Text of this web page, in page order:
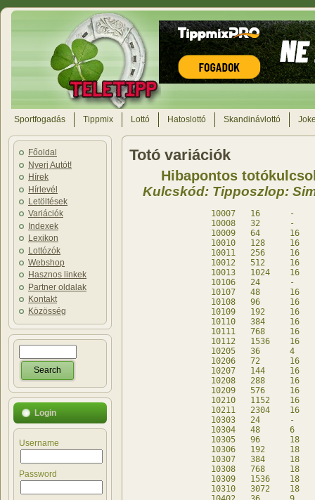
Sportfogadás Tippmix Lottó Hatoslottó Skandinávlottó
Főoldal
Nyerj Autót!
Hírek
Hírlevél
Letöltések
Variációk
Indexek
Lexikon
Lottózók
Webshop
Hasznos linkek
Partner oldalak
Kontakt
Közösség
Login
Username
Password
Totó variációk
Hibapontos
Kulcskód: Tipposzlop:
10007	16	-	16	db
10008	32	-	32	db
10009	64	16	-	db
10010	128	16	-	db
10011	256	16	-	db
10012	512	16	-	db
10013	1024	16	-	db
10106	24	-	24	db
10107	48	16	-	db
10108	96	16	-	db
10109	192	16	-	db
10110	384	16	-	db
10111	768	16	-	db
10112	1536	16	-	db
10205	36	4	20	db
10206	72	16	-	db
10207	144	16	-	db
10208	288	16	-	db
10209	576	16	-	db
10210	1152	16	-	db
10211	2304	16	-	db
10303	24	-	24	db
10304	48	6	24	db
10305	96	18	-	db
10306	192	18	-	db
10307	384	18	-	db
10308	768	18	-	db
10309	1536	18	-	db
10310	3072	18	-	db